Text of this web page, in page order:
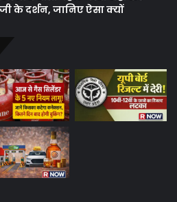
के दर्शन, जानिए ऐसा क्यों